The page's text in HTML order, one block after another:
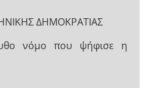
ΔΗΜΟΚΡΑΤΙΑΣ
νόμο που ψήφισε η